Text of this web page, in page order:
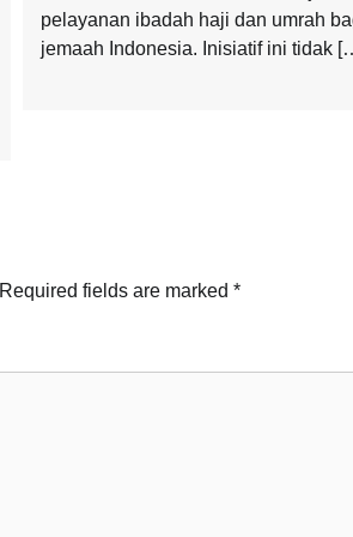
pelayanan ibadah haji dan umrah
jemaah Indonesia. Inisiatif ini tidak
Required fields are marked *